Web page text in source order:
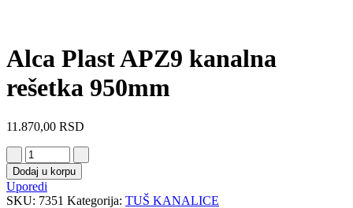
Alca Plast APZ9 kanalna
rešetka 950mm
11.870,00 RSD
Dodaj u korpu
Uporedi
SKU: 7351 Kategorija: TUŠ KANALICE